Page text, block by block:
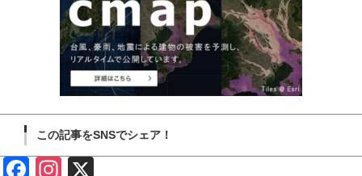
この記事をSNSでシェア！
Face Insta